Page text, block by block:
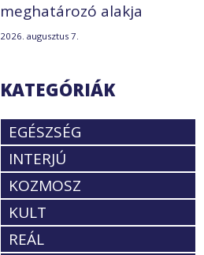
meghatározó alakja
2026. augusztus 7.
KATEGÓRIÁK
EGÉSZSÉG
INTERJÚ
KOZMOSZ
KULT
REÁL